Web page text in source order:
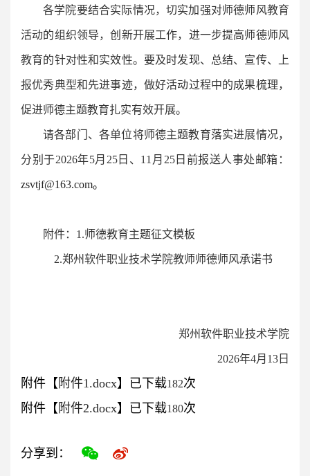
各学院要结合实际情况，切实加强对师德师风教育
活动的组织领导，创新开展工作，进一步提高师德师风
教育的针对性和实效性。要及时发现、总结、宣传、上
报优秀典型和先进事迹，做好活动过程中的成果梳理，
促进师德主题教育扎实有效开展。
请各部门、各单位将师德主题教育落实进展情况，
分别于2026年5月25日、11月25日前报送人事处邮箱：
zsvtjf@163.com。
附件：1.师德教育主题征文模板
2.郑州软件职业技术学院教师师德师风承诺书
郑州软件职业技术学院
2026年4月13日
附件【 附件1.docx】已下载182次
附件【 附件2.docx】已下载180次
分享到：